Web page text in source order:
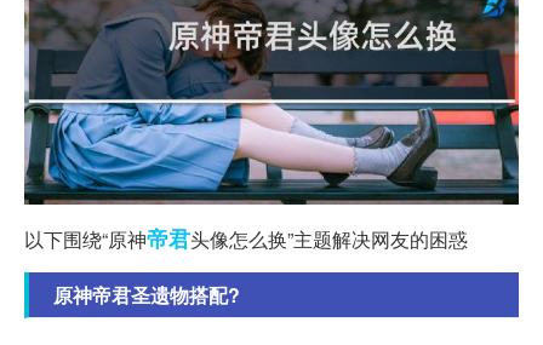
以下围绕“原神帝君头像怎么换”主题解决网友的困惑
原神帝君圣遗物搭配?